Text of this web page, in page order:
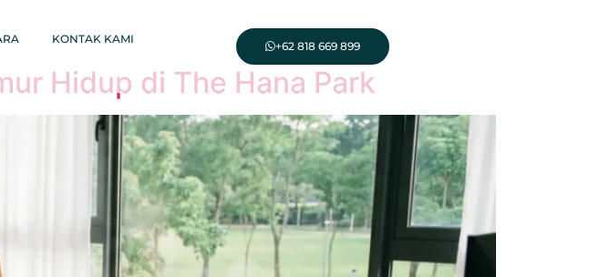
KONTAK KAMI
+62 818 669 899
Hidup di The Hana Park